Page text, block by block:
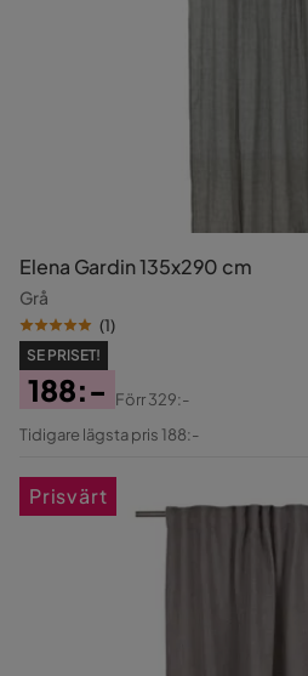
Elena Gardin 135x290 cm
Grå
(1)
SE PRISET!
Pris
188:-
Original
Förr329:-
Tidigare lägsta pris 188:-
Prisvärt